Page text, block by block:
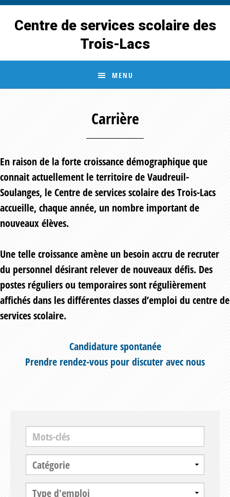
Skip
Skip
Centre de services scolaire des
Trois-Lacs
MENU
Carrière
En raison de la forte croissance démographique que
connait actuellement le territoire de Vaudreuil-
Soulanges, le Centre de services scolaire des Trois-Lacs
accueille, chaque année, un nombre important de
nouveaux élèves.
Une telle croissance amène un besoin accru de recruter
du personnel désirant relever de nouveaux défis. Des
postes réguliers ou temporaires sont régulièrement
affichés dans les différentes classes d’emploi du centre de
services scolaire.
Candidature spontanée
Prendre rendez-vous pour discuter avec nous
Mots-clés